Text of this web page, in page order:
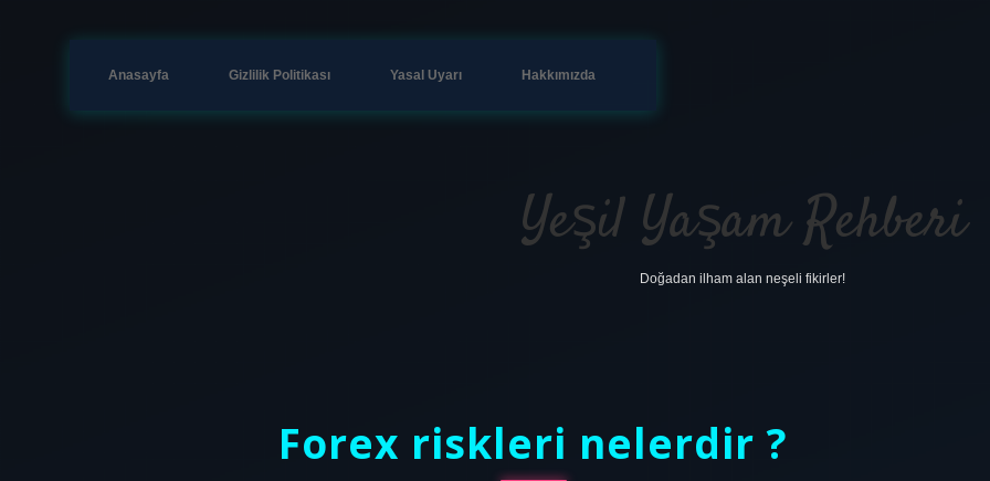
Anasayfa Gizlilik Politikası Yasal Uyarı Hakkımızda
Yeşil Yaşam Rehberi
Doğadan ilham alan neşeli fikirler!
Forex riskleri nelerdir ?